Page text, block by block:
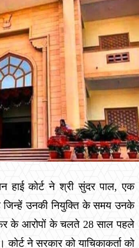
हाई कोर्ट ने श्री सुंदर पाल, एक
जिन्हें उनकी नियुक्ति के समय उनके
के आरोपों के चलते 28 साल पहले
ने सरकार को याचिकाकर्ता को